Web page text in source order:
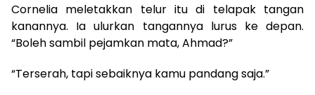
Cornelia meletakkan telur itu di telapak tangan
kanannya. Ia ulurkan tangannya lurus ke depan.
“Boleh sambil pejamkan mata, Ahmad?”
“Terserah, tapi sebaiknya kamu pandang saja.”